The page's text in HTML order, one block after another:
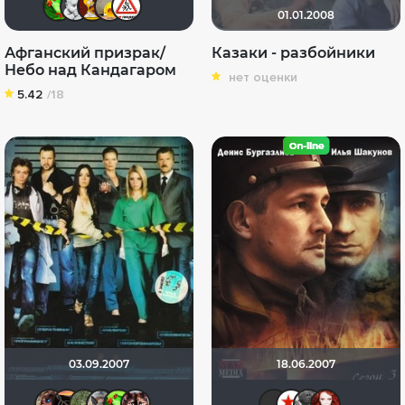
Афганский призрак/
Небо над Кандагаром
5.42 /18
01.01.2008
Казаки - разбойники
нет оценки
03.09.2007
Инна Гавриленко
Petelines esperanza
18.06.2007